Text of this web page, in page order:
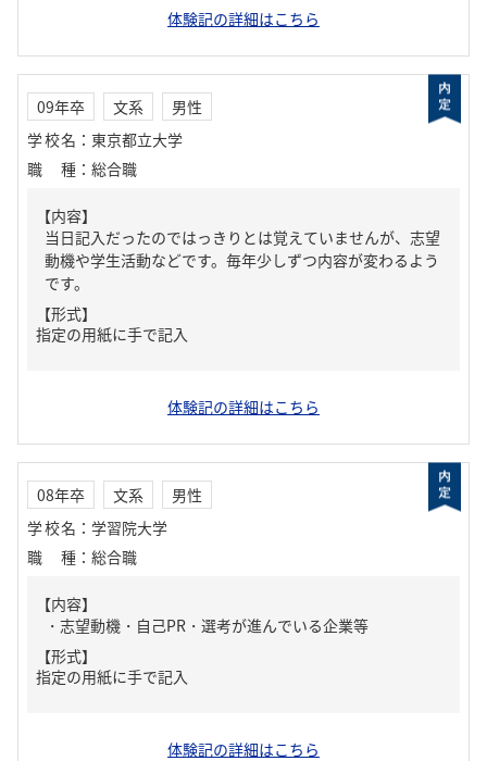
体験記の詳細はこちら
09年卒 文系
男性
学校名 ： 東京都立大学
職種 ： 総合職
【内容】
当日記入だったのではっきりとは覚えていませんが、志望
動機や学生活動などです。毎年少しずつ内容が変わるよう
です。
【形式】
指定の用紙に手で記入
体験記の詳細はこちら
08年卒 文系
男性
学校名 ： 学習院大学
職種 ： 総合職
【内容】
・志望動機・自己PR・選考が進んでいる企業等
【形式】
指定の用紙に手で記入
体験記の詳細はこちら